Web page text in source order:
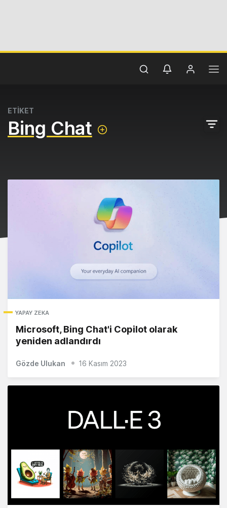
ETİKET
Bing Chat
YAPAY ZEKA
Microsoft, Bing Chat'i Copilot olarak
yeniden adlandırdı
Gözde Ulukan 16 Kasım 2023